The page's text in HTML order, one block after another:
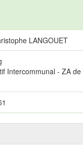
LANGOUET
Intercommunal - ZA de